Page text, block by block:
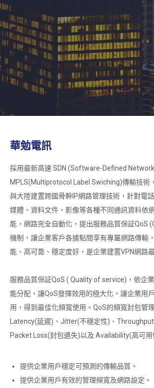
華勉電訊
採用最新高速 SDN (Software-Defined
MPLS(Multiprotocol Label Swiching)傳輸技術
與大陸建置跨國骨幹IP網路管理技術，針對電
媒體、資料文件、影像等各種不同通訊資料依
能，網路完全自動化，提出服務品質保証QoS
機制，讓企業客戶各據點間享有專屬網路傳輸
能、高可靠、穩定度好，是企業建置VPN網路
服務品質保証QoS ( Quality of service)，依企
能分配，讓QoS發揮效用的極大化，讓企業用
用，得到最佳化頻寬使用。QoS的頻寬封包管
Latency(延遲)、Jitter(不穩定性)、
Packet Loss(封包遺失)以及 Availability(高可用
提供企業用戶穩定可預測的傳輸品質。
提供企業用戶有效的管理頻寬及網路設定。